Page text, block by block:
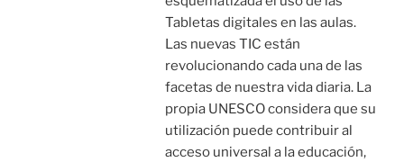
Tabletas digitales en las aulas.
Las nuevas TIC están
revolucionando cada una de las
facetas de nuestra vida diaria. La
propia UNESCO considera que su
utilización puede contribuir al
acceso universal a la educación,